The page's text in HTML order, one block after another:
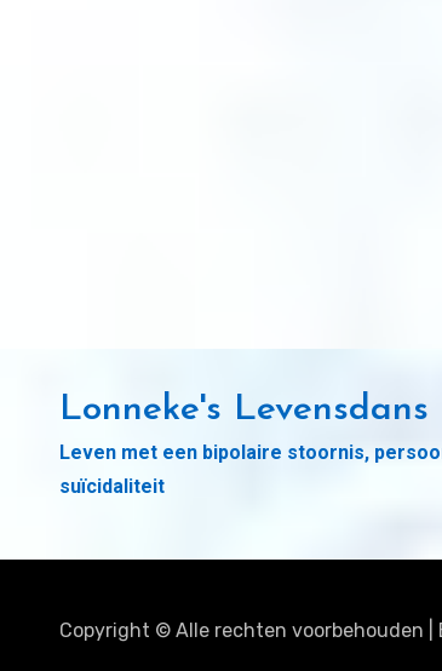
Lonneke's Levensdans
Leven met een bipolaire stoornis,
suïcidaliteit
Copyright © Alle rechten voorbehouden